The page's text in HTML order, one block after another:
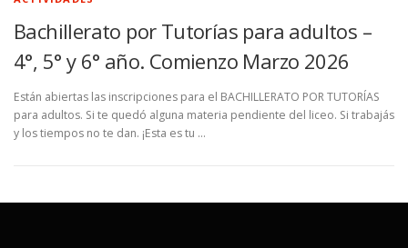
Bachillerato por Tutorías para adultos –
4°, 5° y 6° año. Comienzo Marzo 2026
Están abiertas las inscripciones para el BACHILLERATO POR TUTORÍAS
para adultos. Si te quedó alguna materia pendiente del liceo. Si trabajás
y los tiempos no te dan. ¡Esta es tu …